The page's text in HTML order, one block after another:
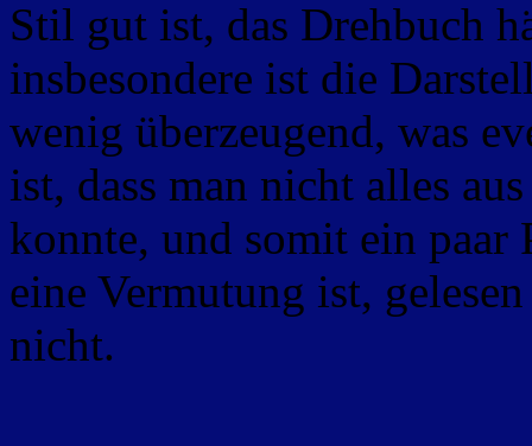
Stil gut ist, das Drehbuch
insbesondere ist die
wenig überzeugend, was
ist, dass man nicht alles
konnte, und somit ein paar
eine Vermutung ist,
nicht.